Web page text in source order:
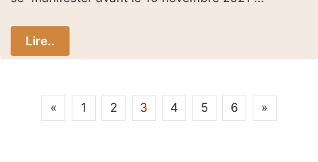
Lire..
Pagination
« 1 2 3 4 5 6 »